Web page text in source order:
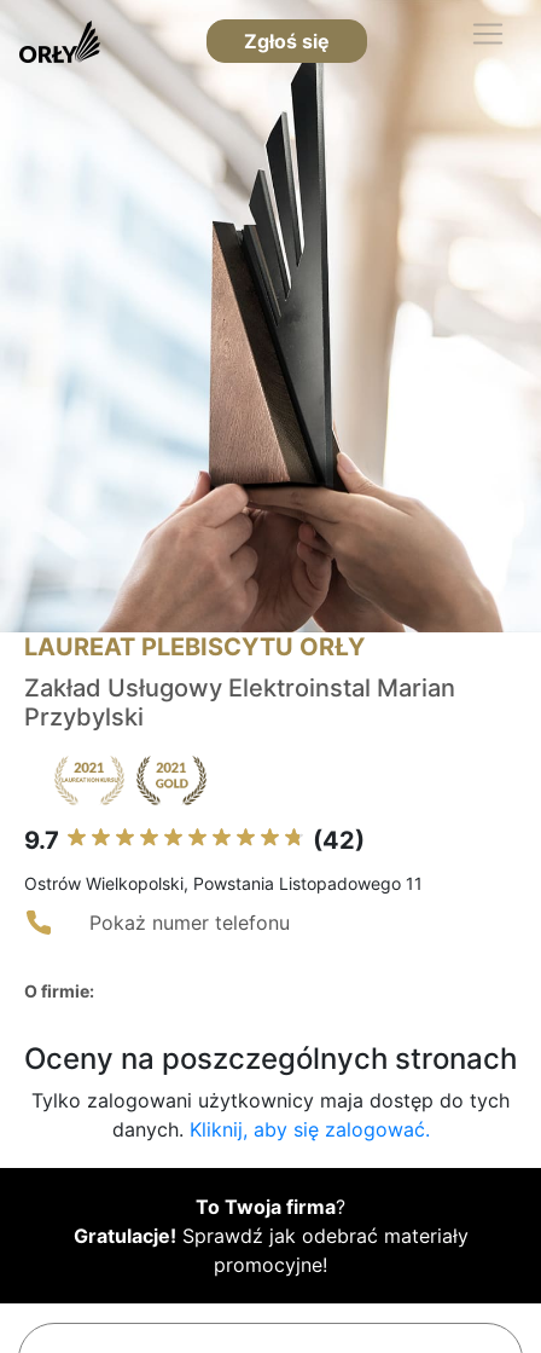
Zgłoś się
LAUREAT PLEBISCYTU ORŁY
Zakład Usługowy Elektroinstal Marian
Przybylski
9.7 (42)
Ostrów Wielkopolski, Powstania Listopadowego 11
Pokaż numer telefonu
O firmie:
Oceny na poszczególnych stronach
Tylko zalogowani użytkownicy maja dostęp do tych
danych. Kliknij, aby się zalogować.
To Twoja firma?
Gratulacje! Sprawdź jak odebrać materiały
promocyjne!